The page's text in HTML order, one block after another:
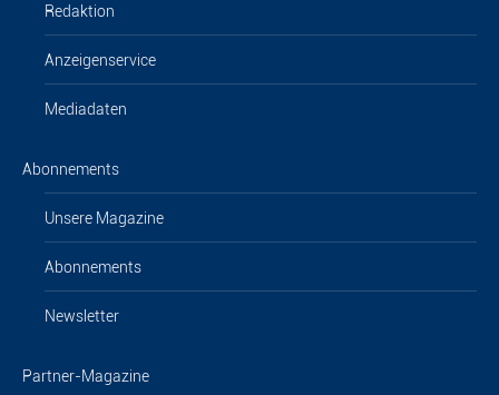
Redaktion
Anzeigenservice
Mediadaten
Abonnements
Unsere Magazine
Abonnements
Newsletter
Partner-Magazine